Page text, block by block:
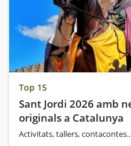
Top 15
Sant Jordi 2026 amb
originals a Catalunya
Activitats, tallers,